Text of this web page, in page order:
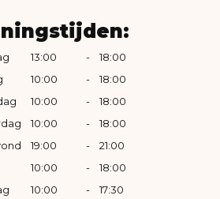
13:00 -
18:00
10:00 -
18:00
10:00 -
18:00
10:00 -
18:00
19:00 -
21:00
10:00 -
18:00
10:00 -
17:30